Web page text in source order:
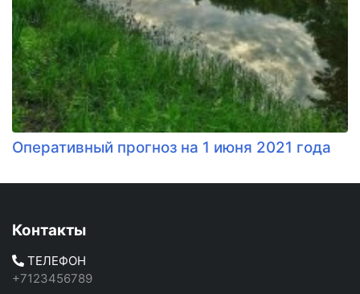
Оперативный прогноз на 1 июня 2021 года
Контакты
ТЕЛЕФОН
+7123456789